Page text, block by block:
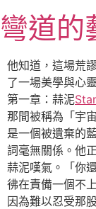
至
主
要
內
容
彎道的
他知道，這場荒
了一場美學與心
第一章：蒜泥
那間被稱為「宇
是一個被遺棄的
詞毫無關係。他
蒜泥嘆氣。「你
彿在責備一個不
因為難以忍受那